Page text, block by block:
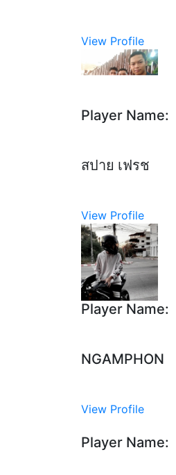
View Profile
Player Name:
สปาย เฟรช
View Profile
Player Name:
NGAMPHON​
View Profile
Player Name: